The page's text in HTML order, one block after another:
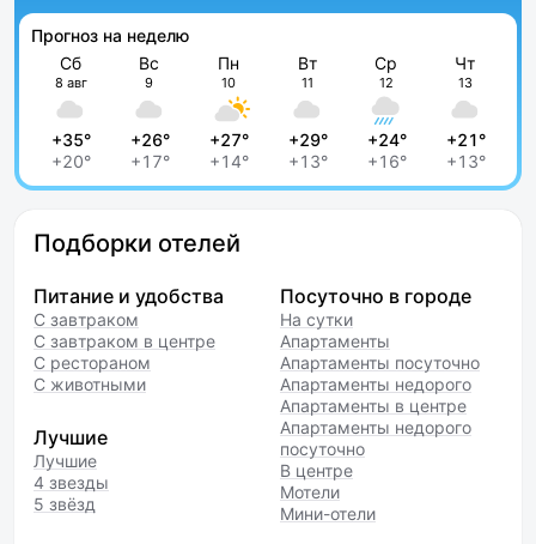
Прогноз на неделю
Сб
8 авг
+35°
+20°
Вс
9
+26°
+17°
Пн
10
+27°
+14°
Вт
11
+29°
+13°
Ср
12
+24°
+16°
Чт
13
+21°
+13°
Подборки отелей
Питание и удобства
С завтраком
С завтраком в центре
С рестораном
С животными
Лучшие
Лучшие
4 звезды
5 звёзд
Посуточно в городе
На сутки
Апартаменты
Апартаменты посуточно
Апартаменты недорого
Апартаменты в центре
Апартаменты недорого
посуточно
В центре
Мотели
Мини-отели